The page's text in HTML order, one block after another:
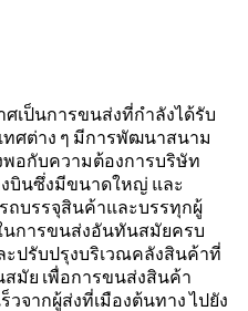
เป็นการขนส่งที่กำลังได้รับ
ศต่าง ๆ มีการพัฒนาสนาม
อกับความต้องการบริษัท
งบินซึ่งมีขนาดใหญ่ และ
ถบรรจุสินค้าและบรรทุกผู้
นการขนส่งอันทันสมัยครบ
ปรับปรุงบริเวณคลังสินค้าที่
มัย เพื่อการขนส่งสินค้า
วจากผู้ส่งที่เมืองต้นทาง ไปยัง